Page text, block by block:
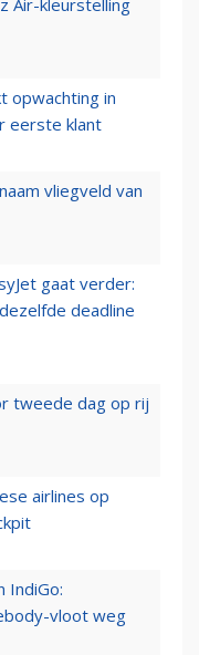
opwachting in
eerste klant
vliegveld van
gaat verder:
deadline
tweede dag op rij
airlines op
IndiGo:
vloot weg